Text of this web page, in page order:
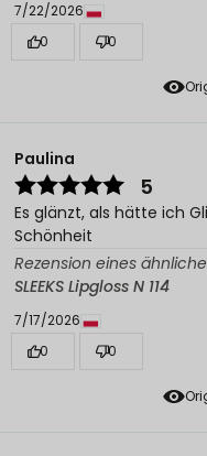
7/22/2026
0
0
Paulina
5
Es glänzt, als hätte ich
Schönheit
Rezension eines
SLEEKS Lipgloss N 114
7/17/2026
0
0